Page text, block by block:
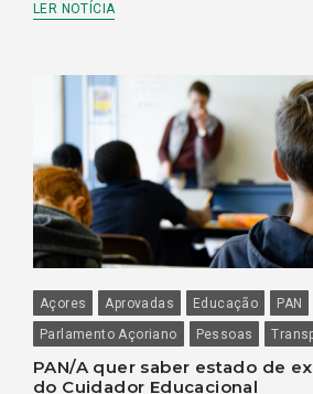
LER NOTÍCIA
Açores Aprovadas Educação
PAN
Parlamento Açoriano
Pessoas
PAN/A quer saber estado de
do Cuidador Educacional